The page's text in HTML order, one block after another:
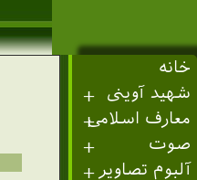
خانه
شهید آوینی
معارف اسلامی
صوت
آلبوم تصاویر